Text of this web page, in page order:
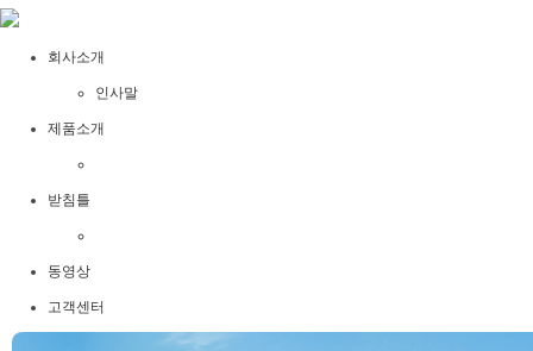
회사소개
인사말
제품소개
받침틀
동영상
고객센터